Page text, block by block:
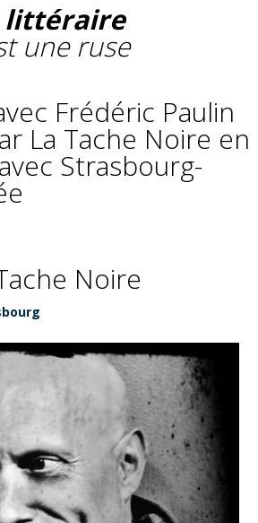
littéraire
une ruse
Frédéric Paulin
La Tache Noire en
Strasbourg-
Noire